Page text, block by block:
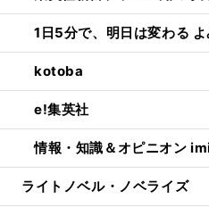
1日5分で、明日は変わる
kotoba
e!集英社
情報・知識＆オピニオン
ライトノベル・ノベライズ